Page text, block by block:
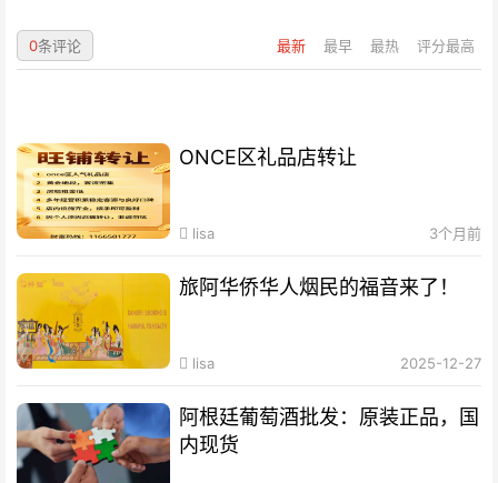
最新 最早 最热 评分最高
0条评论
ONCE区礼品店转让
lisa 3个月前
旅阿华侨华人烟民的福音来了！
lisa 2025-12-27
阿根廷葡萄酒批发：原装正品，国
内现货